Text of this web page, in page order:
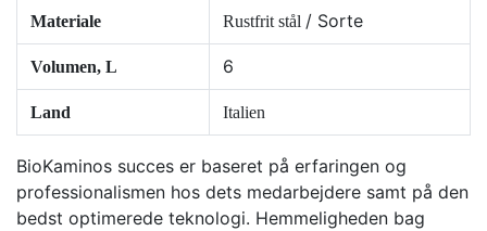
Materiale Rustfrit stål / Sorte
Volumen, L 6
Land Italien
BioKaminos succes er baseret på erfaringen og
professionalismen hos dets medarbejdere samt på den
bedst optimerede teknologi. Hemmeligheden bag